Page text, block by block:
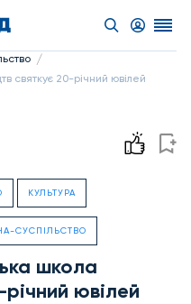
/
святкує 20-річний ювілей
КУЛЬТУРА
СУСПІЛЬСТВО
школа
ювілей